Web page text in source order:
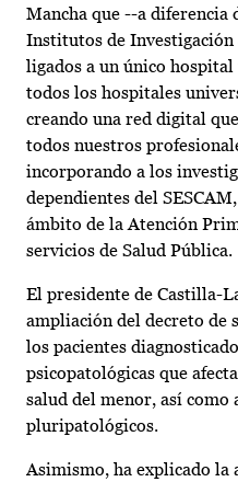
Mancha que --a diferencia
Institutos de Investigación
ligados a un único
todos los hospitales
creando una red digital
todos nuestros
incorporando a los
dependientes del
ámbito de la Atención
servicios de Salud Pública.
El presidente de Castilla-
ampliación del decreto de
los pacientes
psicopatológicas que
salud del menor, así como
pluripatológicos.
Asimismo, ha explicado la